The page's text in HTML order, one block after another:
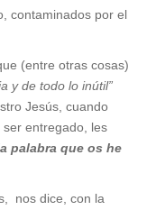
contaminados por el
(entre otras cosas)
y de todo lo inútil”
Jesús, cuando
entregado, les
palabra que os he
nos dice, con la